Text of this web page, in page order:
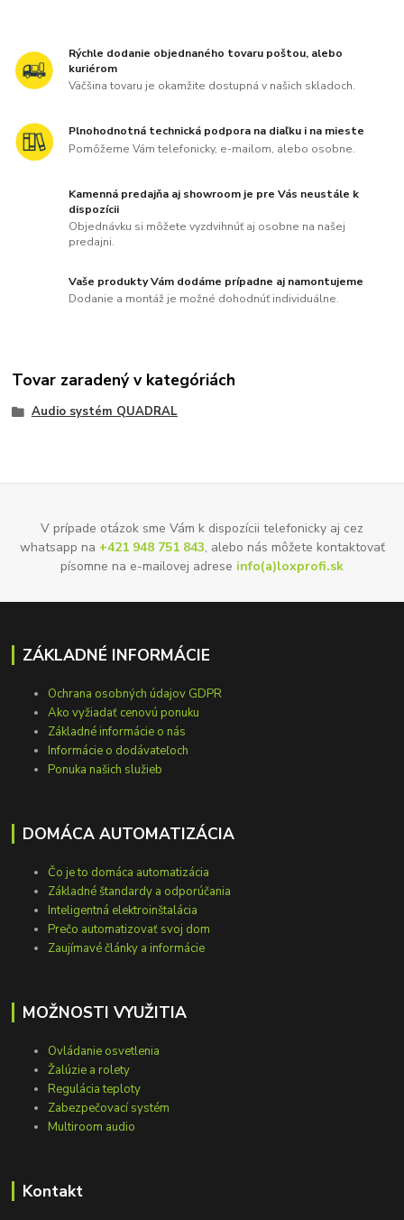
Rýchle dodanie objednaného tovaru poštou, alebo
kuriérom
Väčšina tovaru je okamžite dostupná v našich skladoch.
Plnohodnotná technická podpora na diaľku i na mieste
Pomôžeme Vám telefonicky, e-mailom, alebo osobne.
Kamenná predajňa aj showroom je pre Vás neustále k
dispozícii
Objednávku si môžete vyzdvihnúť aj osobne na našej
predajni.
Vaše produkty Vám dodáme prípadne aj namontujeme
Dodanie a montáž je možné dohodnúť individuálne.
Tovar zaradený v kategóriách
Audio systém QUADRAL
V prípade otázok sme Vám k dispozícii telefonicky aj cez
whatsapp na +421 948 751 843, alebo nás môžete kontaktovať
písomne na e-mailovej adrese info(a)loxprofi.sk
ZÁKLADNÉ INFORMÁCIE
Ochrana osobných údajov GDPR
Ako vyžiadať cenovú ponuku
Základné informácie o nás
Informácie o dodávateľoch
Ponuka našich služieb
DOMÁCA AUTOMATIZÁCIA
Čo je to domáca automatizácia
Základné štandardy a odporúčania
Inteligentná elektroinštalácia
Prečo automatizovať svoj dom
Zaujímavé články a informácie
MOŽNOSTI VYUŽITIA
Ovládanie osvetlenia
Žalúzie a rolety
Regulácia teploty
Zabezpečovací systém
Multiroom audio
Kontakt